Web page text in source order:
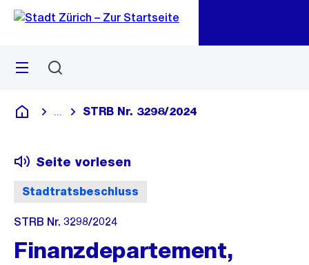
Navigation
Sprunglink
Menü
Deutsch
Blende alle Breadcrumbs ein
STRB Nr. 3298/2024
Stadtratsbeschluss
Seite vorlesen
STRB Nr. 3298/2024
Finanzdepartement,